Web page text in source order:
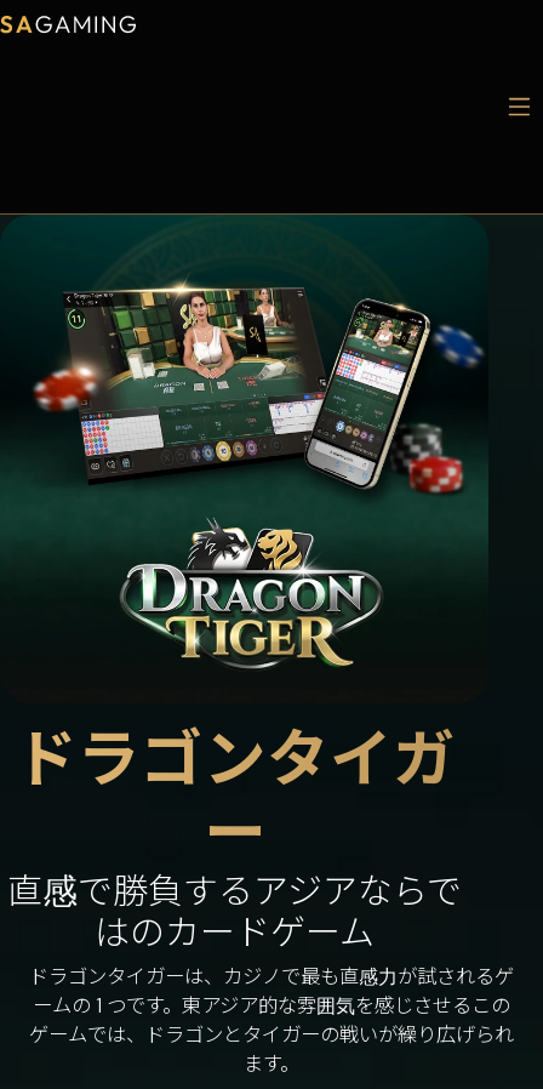
ドラゴンタイガ
ー
直感で勝負するアジアならで
はのカードゲーム
ドラゴンタイガーは、カジノで最も直感力が試されるゲ
ームの 1 つです。東アジア的な雰囲気を感じさせるこの
ゲームでは、ドラゴンとタイガーの戦いが繰り広げられ
ます。